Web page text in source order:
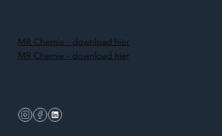
MR Chemie - download hier
MR Chemie - download hier